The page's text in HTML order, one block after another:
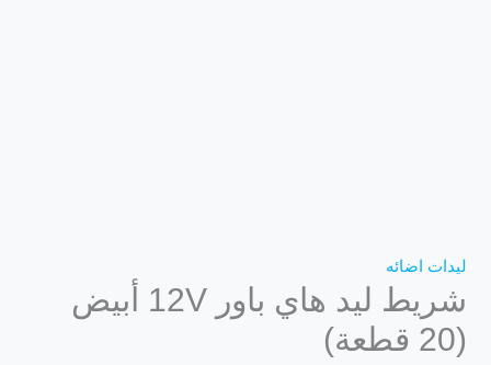
ليدات اضائه
شريط ليد هاي باور 12V أبيض
(20 قطعة)